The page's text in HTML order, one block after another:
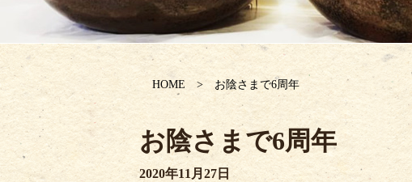
HOME お陰さまで6周年
お陰さまで6周年
2020年11月27日